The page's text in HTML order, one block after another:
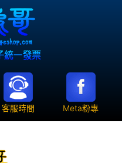
客服時間 Meta粉專